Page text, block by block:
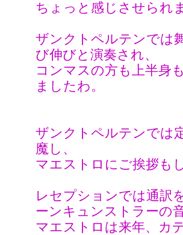
ちょっと感じさせられ
ザンクトペルテンでは
び伸びと演奏され、
コンマスの方も上半身
ましたわ。
ザンクトペルテンでは
魔し、
マエストロにご挨拶も
レセプションでは通訳
ーンキュンストラーの
マエストロは来年、カ